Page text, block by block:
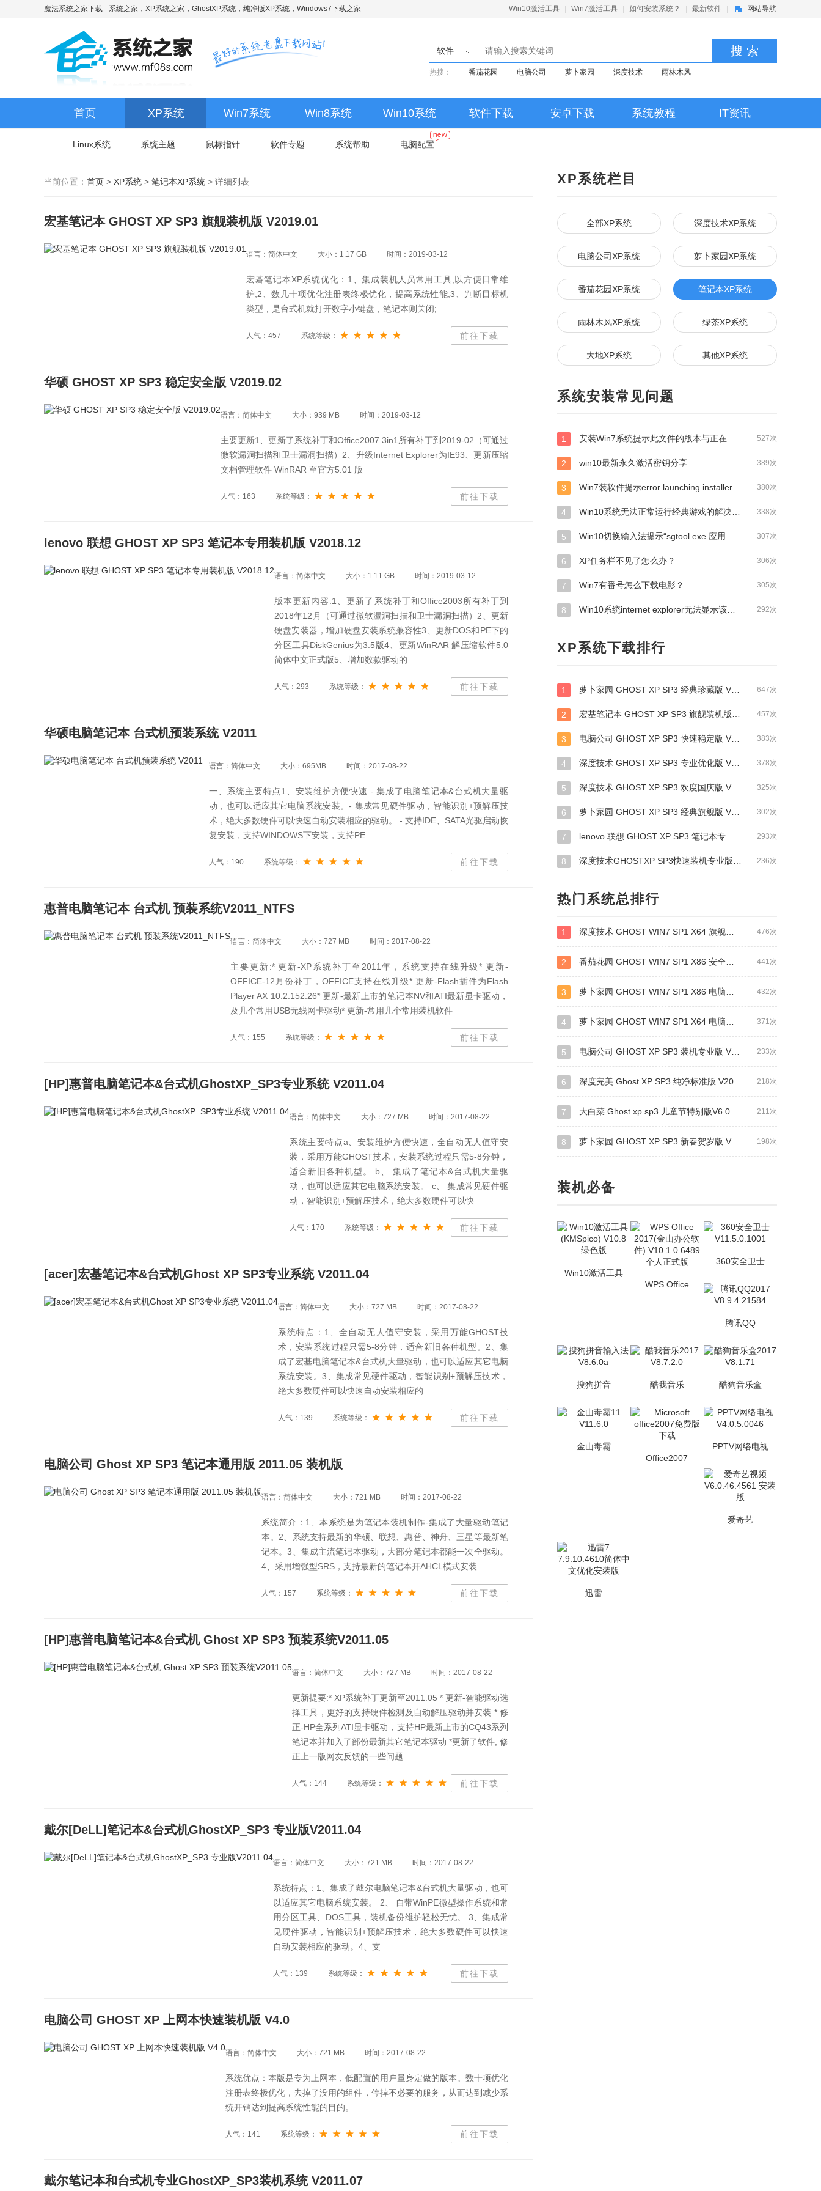
魔法系统之家下载 - 系统之家，XP系统之家，GhostXP系统，纯净版XP系统，Windows7下载之家 Win10激活工具 Win7激活工具 如何安装系统？ 最新软件 网站导航
软件 搜 索
热搜： 番茄花园 电脑公司 萝卜家园 深度技术 雨林木风
首页 XP系统 Win7系统 Win8系统 Win10系统 软件下载 安卓下载 系统教程 IT资讯
Linux系统 系统主题 鼠标指针 软件专题 系统帮助 电脑配置
当前位置： 首页 > XP系统 > 笔记本XP系统 > 详细列表
宏基笔记本 GHOST XP SP3 旗舰装机版 V2019.01
语言：简体中文 大小：1.17 GB 时间：2019-03-12
宏碁笔记本XP系统优化：1、集成装机人员常用工具,以方便日常维
护;2、数几十项优化注册表终极优化，提高系统性能;3、判断目标机
类型，是台式机就打开数字小键盘，笔记本则关闭;
前往下载
人气：457 系统等级：
华硕 GHOST XP SP3 稳定安全版 V2019.02
语言：简体中文 大小：939 MB 时间：2019-03-12
主要更新1、更新了系统补丁和Office2007 3in1所有补丁到2019-02（可通过
微软漏洞扫描和卫士漏洞扫描）2、升级Internet Explorer为IE93、更新压缩
文档管理软件 WinRAR 至官方5.01 版
前往下载
人气：163 系统等级：
lenovo 联想 GHOST XP SP3 笔记本专用装机版 V2018.12
语言：简体中文 大小：1.11 GB 时间：2019-03-12
版本更新内容:1、更新了系统补丁和Office2003所有补丁到
2018年12月（可通过微软漏洞扫描和卫士漏洞扫描）2、更新
硬盘安装器，增加硬盘安装系统兼容性3、更新DOS和PE下的
分区工具DiskGenius为3.5版4、更新WinRAR 解压缩软件5.0
简体中文正式版5、增加数款驱动的
前往下载
人气：293 系统等级：
华硕电脑笔记本 台式机预装系统 V2011
语言：简体中文 大小：695MB 时间：2017-08-22
一、系统主要特点1、安装维护方便快速 - 集成了电脑笔记本&台式机大量驱
动，也可以适应其它电脑系统安装。- 集成常见硬件驱动，智能识别+预解压技
术，绝大多数硬件可以快速自动安装相应的驱动。 - 支持IDE、SATA光驱启动恢
复安装，支持WINDOWS下安装，支持PE
前往下载
人气：190 系统等级：
惠普电脑笔记本 台式机 预装系统V2011_NTFS
语言：简体中文 大小：727 MB 时间：2017-08-22
主要更新:* 更新-XP系统补丁至2011年，系统支持在线升级* 更新-
OFFICE-12月份补丁，OFFICE支持在线升级* 更新-Flash插件为Flash
Player AX 10.2.152.26* 更新-最新上市的笔记本NV和ATI最新显卡驱动，
及几个常用USB无线网卡驱动* 更新-常用几个常用装机软件
前往下载
人气：155 系统等级：
[HP]惠普电脑笔记本&台式机GhostXP_SP3专业系统 V2011.04
语言：简体中文 大小：727 MB 时间：2017-08-22
系统主要特点a、安装维护方便快速，全自动无人值守安
装，采用万能GHOST技术，安装系统过程只需5-8分钟，
适合新旧各种机型。 b、 集成了笔记本&台式机大量驱
动，也可以适应其它电脑系统安装。 c、 集成常见硬件驱
动，智能识别+预解压技术，绝大多数硬件可以快
前往下载
人气：170 系统等级：
[acer]宏基笔记本&台式机Ghost XP SP3专业系统 V2011.04
语言：简体中文 大小：727 MB 时间：2017-08-22
系统特点：1、全自动无人值守安装，采用万能GHOST技
术，安装系统过程只需5-8分钟，适合新旧各种机型。2、集
成了宏基电脑笔记本&台式机大量驱动，也可以适应其它电脑
系统安装。3、集成常见硬件驱动，智能识别+预解压技术，
绝大多数硬件可以快速自动安装相应的
前往下载
人气：139 系统等级：
电脑公司 Ghost XP SP3 笔记本通用版 2011.05 装机版
语言：简体中文 大小：721 MB 时间：2017-08-22
系统简介：1、本系统是为笔记本装机制作-集成了大量驱动笔记
本。2、系统支持最新的华硕、联想、惠普、神舟、三星等最新笔
记本。3、集成主流笔记本驱动，大部分笔记本都能一次全驱动。
4、采用增强型SRS，支持最新的笔记本开AHCL模式安装
前往下载
人气：157 系统等级：
[HP]惠普电脑笔记本&台式机 Ghost XP SP3 预装系统V2011.05
语言：简体中文 大小：727 MB 时间：2017-08-22
更新提要:* XP系统补丁更新至2011.05 * 更新-智能驱动选
择工具，更好的支持硬件检测及自动解压驱动并安装 * 修
正-HP全系列ATI显卡驱动，支持HP最新上市的CQ43系列
笔记本并加入了部份最新其它笔记本驱动 *更新了软件, 修
正上一版网友反馈的一些问题
前往下载
人气：144 系统等级：
戴尔[DeLL]笔记本&台式机GhostXP_SP3 专业版V2011.04
语言：简体中文 大小：721 MB 时间：2017-08-22
系统特点：1、集成了戴尔电脑笔记本&台式机大量驱动，也可
以适应其它电脑系统安装。 2、 自带WinPE微型操作系统和常
用分区工具、DOS工具，装机备份维护轻松无忧。 3、集成常
见硬件驱动，智能识别+预解压技术，绝大多数硬件可以快速
自动安装相应的驱动。4、支
前往下载
人气：139 系统等级：
电脑公司 GHOST XP 上网本快速装机版 V4.0
语言：简体中文 大小：721 MB 时间：2017-08-22
系统优点：本版是专为上网本，低配置的用户量身定做的版本。数十项优化
注册表终极优化，去掉了没用的组件，停掉不必要的服务，从而达到减少系
统开销达到提高系统性能的目的。
前往下载
人气：141 系统等级：
戴尔笔记本和台式机专业GhostXP_SP3装机系统 V2011.07
XP系统栏目
全部XP系统 深度技术XP系统
电脑公司XP系统 萝卜家园XP系统
番茄花园XP系统 笔记本XP系统
雨林木风XP系统 绿茶XP系统
大地XP系统 其他XP系统
系统安装常见问题
527次
1 安装Win7系统提示此文件的版本与正在运行的windows版本不兼容如何解决？
389次
2 win10最新永久激活密钥分享
380次
3 Win7装软件提示error launching installer怎么解决？
338次
4 Win10系统无法正常运行经典游戏的解决方法
307次
5 Win10切换输入法提示“sgtool.exe 应用程序错误”如何解决？
306次
6 XP任务栏不见了怎么办？
305次
7 Win7有番号怎么下载电影？
292次
8 Win10系统internet explorer无法显示该网页怎么办？
XP系统下载排行
647次
1 萝卜家园 GHOST XP SP3 经典珍藏版 V2019.01
457次
2 宏基笔记本 GHOST XP SP3 旗舰装机版 V2019.01
383次
3 电脑公司 GHOST XP SP3 快速稳定版 V2017.09
378次
4 深度技术 GHOST XP SP3 专业优化版 V2017.09
325次
5 深度技术 GHOST XP SP3 欢度国庆版 V2017.10
302次
6 萝卜家园 GHOST XP SP3 经典旗舰版 V2017.10
293次
7 lenovo 联想 GHOST XP SP3 笔记本专用装机版 V2018.12
236次
8 深度技术GHOSTXP SP3快速装机专业版V9.0-2011更新版
热门系统总排行
476次
1 深度技术 GHOST WIN7 SP1 X64 旗舰稳定版 V2014.11
441次
2 番茄花园 GHOST WIN7 SP1 X86 安全稳定版 V2016.04 (32位)
432次
3 萝卜家园 GHOST WIN7 SP1 X86 电脑城装机版 V2016.07 (32位)
371次
4 萝卜家园 GHOST WIN7 SP1 X64 电脑城装机版 V2016.07 (64位)
233次
5 电脑公司 GHOST XP SP3 装机专业版 V2012.09
218次
6 深度完美 Ghost XP SP3 纯净标准版 V2012.08
211次
7 大白菜 Ghost xp sp3 儿童节特别版V6.0 (2011.6月最新版)
198次
8 萝卜家园 GHOST XP SP3 新春贺岁版 V2015.01
装机必备
Win10激活工具
WPS Office
360安全卫士
腾讯QQ
搜狗拼音 酷我音乐 酷狗音乐盒
金山毒霸
Office2007
PPTV网络电视
爱奇艺
迅雷